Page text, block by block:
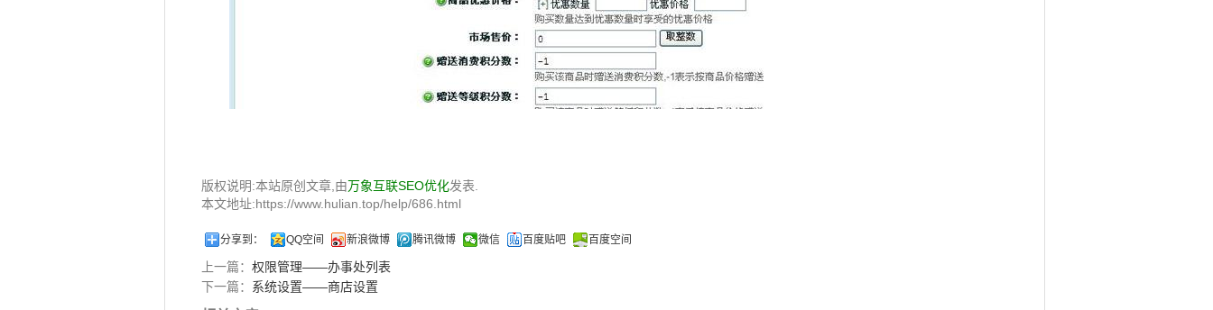
版权说明:本站原创文章,由万象互联SEO优化发表.
本文地址:https://www.hulian.top/help/686.html
分享到： QQ空间 新浪微博 腾讯微博 微信 百度贴吧 百度空间
上一篇： 权限管理——办事处列表
下一篇： 系统设置——商店设置